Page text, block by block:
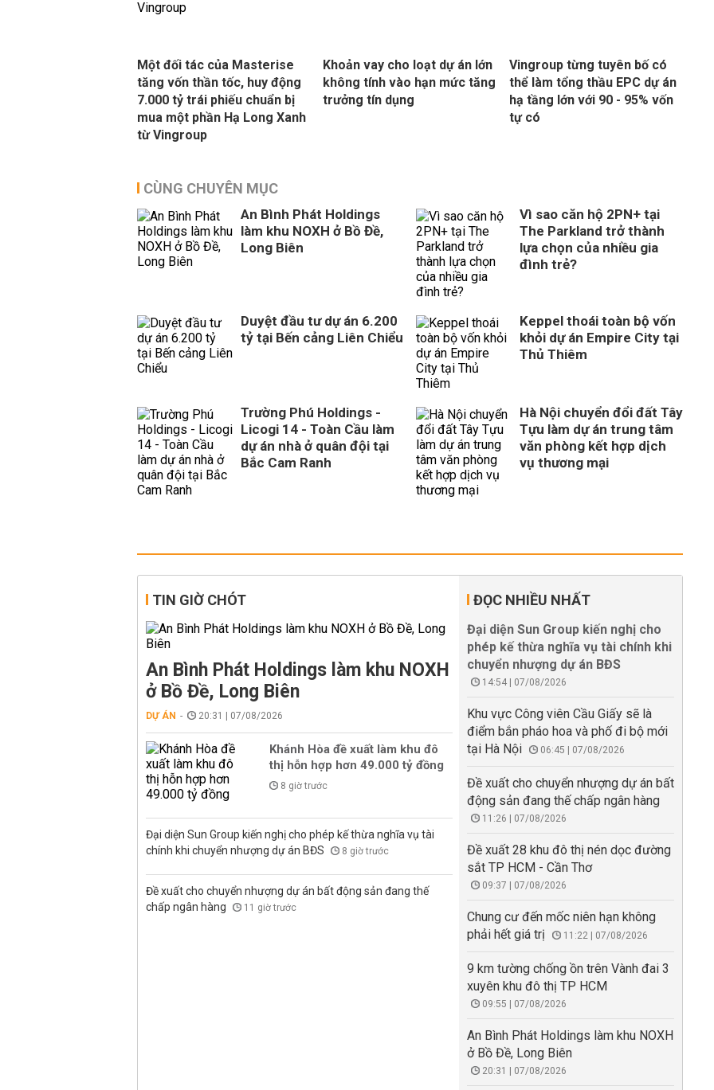
Một đối tác của Masterise
tăng vốn thần tốc, huy động
7.000 tỷ trái phiếu chuẩn bị
mua một phần Hạ Long Xanh
từ Vingroup
Khoản vay cho loạt dự án lớn
không tính vào hạn mức tăng
trưởng tín dụng
Vingroup từng tuyên bố có
thể làm tổng thầu EPC dự án
hạ tầng lớn với 90 - 95% vốn
tự có
CÙNG CHUYÊN MỤC
An Bình Phát Holdings
làm khu NOXH ở Bồ Đề,
Long Biên
Vì sao căn hộ 2PN+ tại
The Parkland trở thành
lựa chọn của nhiều gia
đình trẻ?
Duyệt đầu tư dự án 6.200
tỷ tại Bến cảng Liên Chiểu
Keppel thoái toàn bộ vốn
khỏi dự án Empire City tại
Thủ Thiêm
Trường Phú Holdings -
Licogi 14 - Toàn Cầu làm
dự án nhà ở quân đội tại
Bắc Cam Ranh
Hà Nội chuyển đổi đất Tây
Tựu làm dự án trung tâm
văn phòng kết hợp dịch
vụ thương mại
TIN GIỜ CHÓT
An Bình Phát Holdings làm khu NOXH
ở Bồ Đề, Long Biên
DỰ ÁN 20:31 | 07/08/2026
Khánh Hòa đề xuất làm khu đô
thị hỗn hợp hơn 49.000 tỷ đồng
8 giờ trước
Đại diện Sun Group kiến nghị cho phép kế thừa nghĩa vụ tài
chính khi chuyển nhượng dự án BĐS
8 giờ trước
Đề xuất cho chuyển nhượng dự án bất động sản đang thế
chấp ngân hàng
11 giờ trước
ĐỌC NHIỀU NHẤT
Đại diện Sun Group kiến nghị cho
phép kế thừa nghĩa vụ tài chính khi
chuyển nhượng dự án BĐS
14:54 | 07/08/2026
Khu vực Công viên Cầu Giấy sẽ là
điểm bắn pháo hoa và phố đi bộ mới
tại Hà Nội
06:45 | 07/08/2026
Đề xuất cho chuyển nhượng dự án bất
động sản đang thế chấp ngân hàng
11:26 | 07/08/2026
Đề xuất 28 khu đô thị nén dọc đường
sắt TP HCM - Cần Thơ
09:37 | 07/08/2026
Chung cư đến mốc niên hạn không
phải hết giá trị
11:22 | 07/08/2026
9 km tường chống ồn trên Vành đai 3
xuyên khu đô thị TP HCM
09:55 | 07/08/2026
An Bình Phát Holdings làm khu NOXH
ở Bồ Đề, Long Biên
20:31 | 07/08/2026